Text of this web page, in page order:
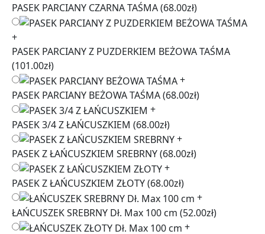
PASEK PARCIANY CZARNA TAŚMA(68.00zł)
+
PASEK PARCIANY Z PUZDERKIEM BEŻOWA TAŚMA
(101.00zł)
+
PASEK PARCIANY BEŻOWA TAŚMA(68.00zł)
+
PASEK 3/4 Z ŁAŃCUSZKIEM (68.00zł)
+
PASEK Z ŁAŃCUSZKIEM SREBRNY(68.00zł)
+
PASEK Z ŁAŃCUSZKIEM ZŁOTY(68.00zł)
+
ŁAŃCUSZEK SREBRNY Dł. Max 100 cm (52.00zł)
+